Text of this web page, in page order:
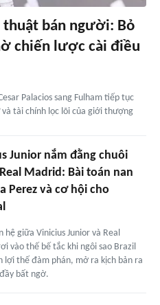
thuật bán người: Bỏ
chiến lược cài điều
Palacios sang Fulham tiếp tục
tài chính lọc lõi của giới thượng
Junior nắm đằng chuôi
Madrid: Bài toán nan
Perez và cơ hội cho
hệ giữa Vinicius Junior và Real
vào thế bế tắc khi ngôi sao Brazil
lợi thế đàm phán, mở ra kịch bản ra
bất ngờ.